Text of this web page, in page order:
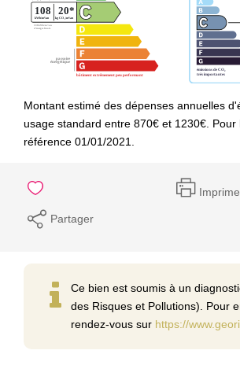
Montant estimé des dépenses annuelles
usage standard entre 870€ et 1230€. Pour
référence 01/01/2021.
Partager
Ce bien est soumis à un
des Risques et Pollutions). Pour
rendez-vous sur https://